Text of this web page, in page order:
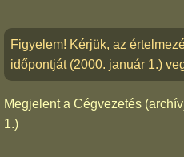
Figyelem! Kérjük, az
időpontját (2000. január 1.)
Megjelent a Cégvezetés
1.)